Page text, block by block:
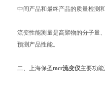
中间产品和最终产品的质量检测
流变性能测量是高聚物的分子量
预测产品性能。
二、上海保圣mcr流变仪主要功